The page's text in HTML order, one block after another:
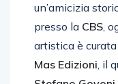
un’amicizia
presso la CBS,
artistica è
Mas Edizioni, il